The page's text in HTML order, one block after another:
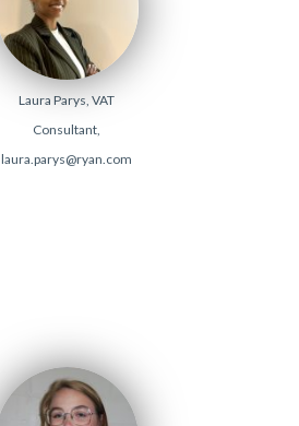
Laura Parys, VAT
Consultant,
laura.parys@ryan.com